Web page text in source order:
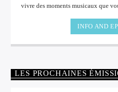
vivre des moments musicaux que
INFO AND
LES PROCHAINES